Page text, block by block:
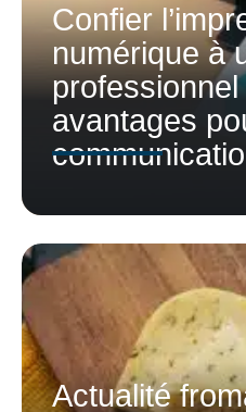
Confier
numérique à
professionnel
avantages
Actualité